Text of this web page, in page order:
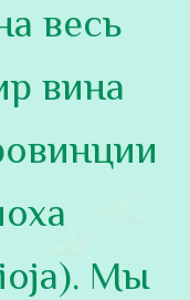
весь
вина
Мы